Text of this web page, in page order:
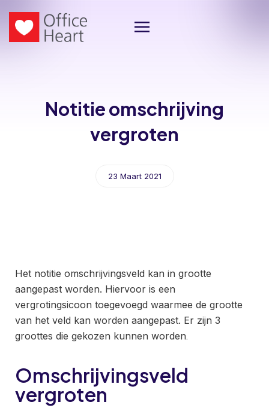
Notitie omschrijving
vergroten
23 Maart 2021
Het notitie omschrijvingsveld kan in grootte
aangepast worden. Hiervoor is een
vergrotingsicoon toegevoegd waarmee de grootte
van het veld kan worden aangepast. Er zijn 3
groottes die gekozen kunnen worden.
Omschrijvingsveld
vergroten